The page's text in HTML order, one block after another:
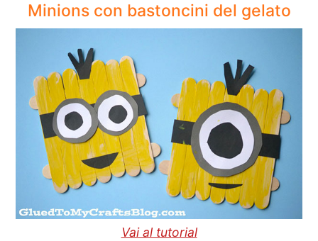
Minions con bastoncini del gelato
Vai al tutorial